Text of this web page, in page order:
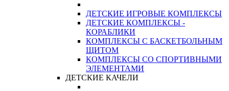
ДЕТСКИЕ ИГРОВЫЕ КОМПЛЕКСЫ
ДЕТСКИЕ КОМПЛЕКСЫ -
КОРАБЛИКИ
КОМПЛЕКСЫ С БАСКЕТБОЛЬНЫМ
ЩИТОМ
КОМПЛЕКСЫ СО СПОРТИВНЫМИ
ЭЛЕМЕНТАМИ
ДЕТСКИЕ КАЧЕЛИ